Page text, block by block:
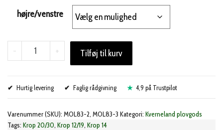
højre/venstre
-
Kverneland
M7
12/14/19/20/30
antal
+ Tilføj til kurv
Hurtig levering Faglig rådgivning 4,9 på Trustpilot
Varenummer (SKU): MOL83-2, MOL83-3 Kategori: Kverneland plovgods
Tags: Krop 20/30, Krop 12/19, Krop 14